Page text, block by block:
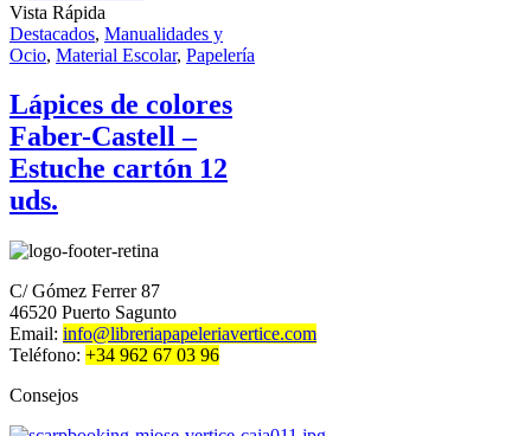
Vista Rápida
Destacados, Manualidades y
Ocio, Material Escolar, Papelería
Lápices de colores
Faber-Castell –
Estuche cartón 12
uds.
C/ Gómez Ferrer 87
46520 Puerto Sagunto
Email: info@libreriapapeleriavertice.com
Teléfono: +34 962 67 03 96
Consejos